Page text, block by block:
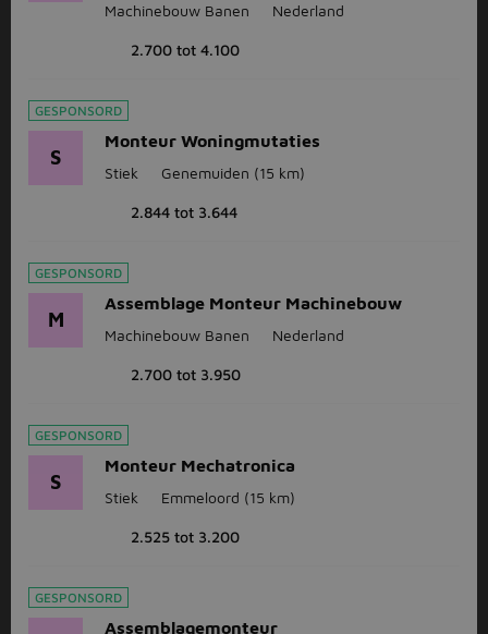
Machinebouw Banen Nederland
2.700 tot 4.100
GESPONSORD
S
Monteur Woningmutaties
Stiek Genemuiden (15 km)
2.844 tot 3.644
GESPONSORD
M
Assemblage Monteur Machinebouw
Machinebouw Banen Nederland
2.700 tot 3.950
GESPONSORD
S
Monteur Mechatronica
Stiek Emmeloord (15 km)
2.525 tot 3.200
GESPONSORD
Assemblagemonteur